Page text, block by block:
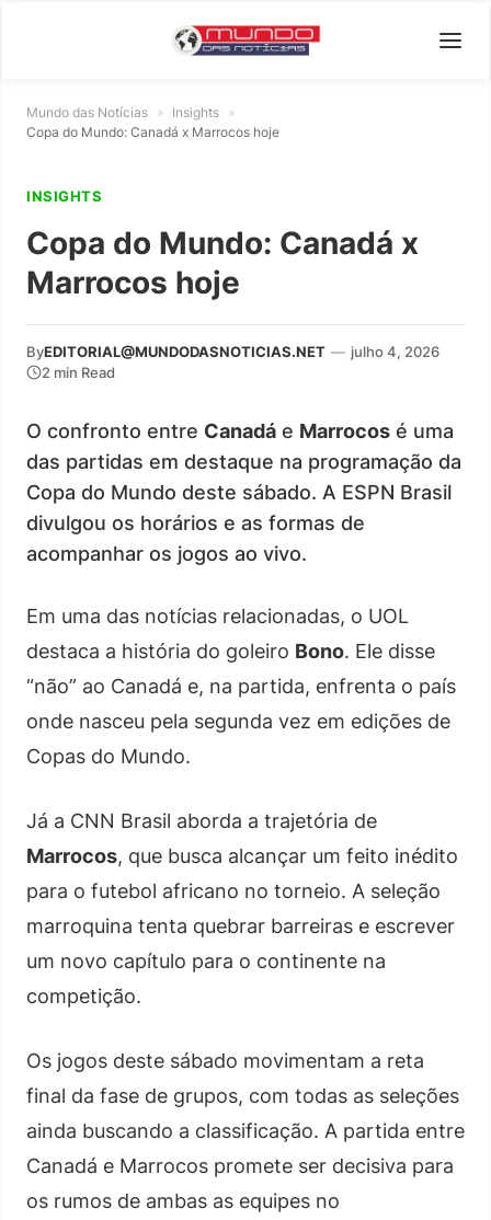
Mundo das Notícias » Insights »
Copa do Mundo: Canadá x Marrocos hoje
INSIGHTS
Copa do Mundo: Canadá x
Marrocos hoje
ByEDITORIAL@MUNDODASNOTICIAS.NET — julho 4, 2026
2 min Read
O confronto entre Canadá e Marrocos é uma
das partidas em destaque na programação da
Copa do Mundo deste sábado. A ESPN Brasil
divulgou os horários e as formas de
acompanhar os jogos ao vivo.
Em uma das notícias relacionadas, o UOL
destaca a história do goleiro Bono. Ele disse
“não” ao Canadá e, na partida, enfrenta o país
onde nasceu pela segunda vez em edições de
Copas do Mundo.
Já a CNN Brasil aborda a trajetória de
Marrocos, que busca alcançar um feito inédito
para o futebol africano no torneio. A seleção
marroquina tenta quebrar barreiras e escrever
um novo capítulo para o continente na
competição.
Os jogos deste sábado movimentam a reta
final da fase de grupos, com todas as seleções
ainda buscando a classificação. A partida entre
Canadá e Marrocos promete ser decisiva para
os rumos de ambas as equipes no